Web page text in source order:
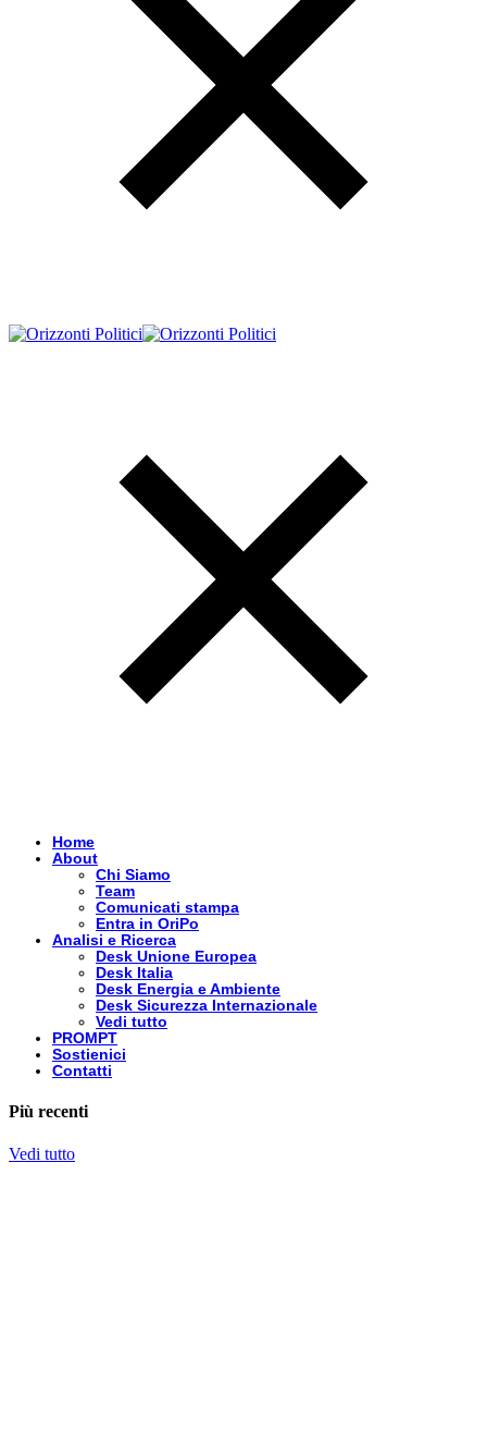
Home
About
Chi Siamo
Team
Comunicati stampa
Entra in OriPo
Analisi e Ricerca
Desk Unione Europea
Desk Italia
Desk Energia e Ambiente
Desk Sicurezza Internazionale
Vedi tutto
PROMPT
Sostienici
Contatti
Più recenti
Vedi tutto